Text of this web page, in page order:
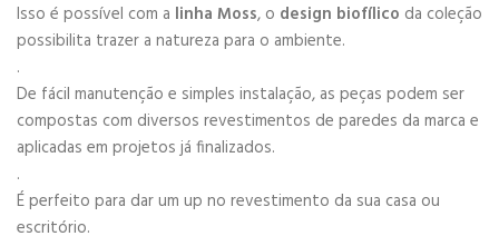
Isso é possível com a linha Moss, o design biofílico da coleção
possibilita trazer a natureza para o ambiente.
.
De fácil manutenção e simples instalação, as peças podem ser
compostas com diversos revestimentos de paredes da marca e
aplicadas em projetos já finalizados.
.
É perfeito para dar um up no revestimento da sua casa ou
escritório.